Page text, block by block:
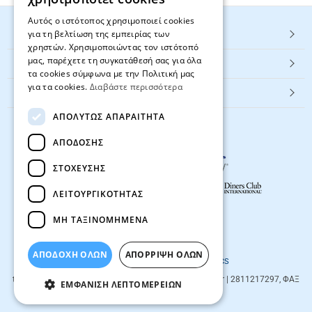
HOT ΚΑΤΗΓΟΡΙΕΣ
ΕΞΥΠΗΡΕΤΗΣΗ ΠΕΛΑΤΩΝ
Textbook.gr
© 2026 textbook.gr All rights reserved
Designed & developed by
NETMECHANICS
textbook.gr
| info@textbook.gr | 2811217297, ΦΑΞ
2810283273
Αυτός ο ιστότοπος χρησιμοποιεί cookies
για τη βελτίωση της εμπειρίας των
χρηστών. Χρησιμοποιώντας τον ιστότοπό
μας, παρέχετε τη συγκατάθεσή σας για όλα
τα cookies σύμφωνα με την Πολιτική μας
για τα cookies. Διαβάστε περισσότερα
ΑΠΟΛΎΤΩΣ ΑΠΑΡΑΊΤΗΤΑ
ΑΠΌΔΟΣΗΣ
ΣΤΌΧΕΥΣΗΣ
ΛΕΙΤΟΥΡΓΙΚΌΤΗΤΑΣ
ΜΗ ΤΑΞΙΝΟΜΗΜΈΝΑ
ΑΠΟΔΟΧΗ ΟΛΩΝ ΑΠΌΡΡΙΨΗ ΌΛΩΝ
ΕΜΦΆΝΙΣΗ ΛΕΠΤΟΜΕΡΕΙΏΝ